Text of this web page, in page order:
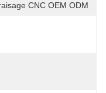
CNC OEM ODM